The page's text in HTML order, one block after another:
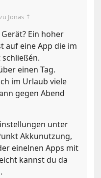
zu Jonas ⇡
Ein hoher
auf eine App die im
einen Tag.
im Urlaub viele
gegen Abend
unter
Akkunutzung,
einelnen Apps mit
kannst du da